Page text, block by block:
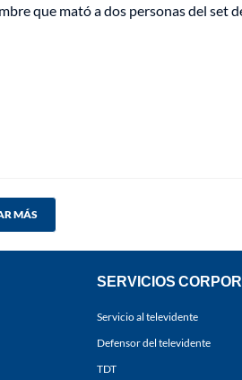
que mató a dos personas del set
MÁS
SERVICIOS
Servicio al televidente
Defensor del televidente
TDT